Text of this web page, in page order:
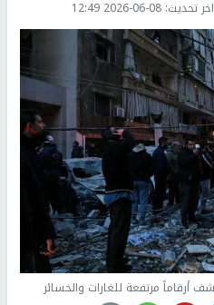
اخر تحديث: 2026-06-08 12:49
أرقاماً مرتفعة للغارات والخسائر